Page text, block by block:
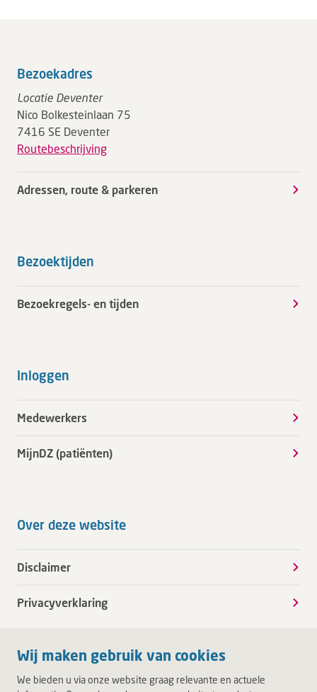
Wij maken gebruik van cookies
We bieden u via onze website graag relevante en actuele
Bezoekadres
Locatie Deventer
Nico Bolkesteinlaan 75
7416 SE Deventer
Routebeschrijving
Adressen, route & parkeren
Bezoektijden
Bezoekregels- en tijden
Inloggen
Medewerkers
MijnDZ (patiënten)
Over deze website
Disclaimer
Privacyverklaring